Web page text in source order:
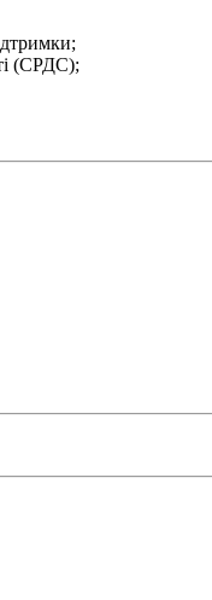
(СРДС);